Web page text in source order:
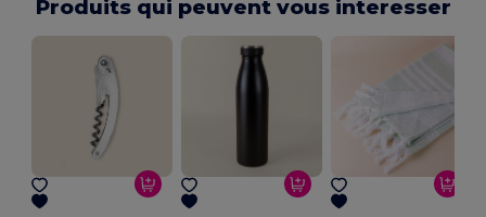
Produits qui peuvent vous interesser